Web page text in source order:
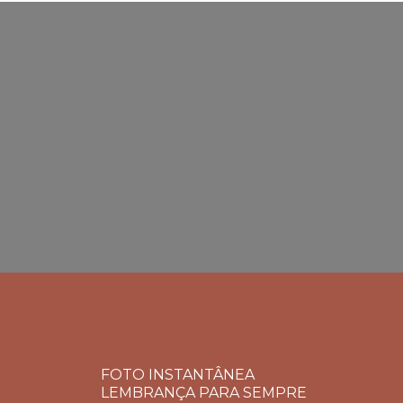
FOTO INSTANTÂNEA
LEMBRANÇA PARA SEMPRE